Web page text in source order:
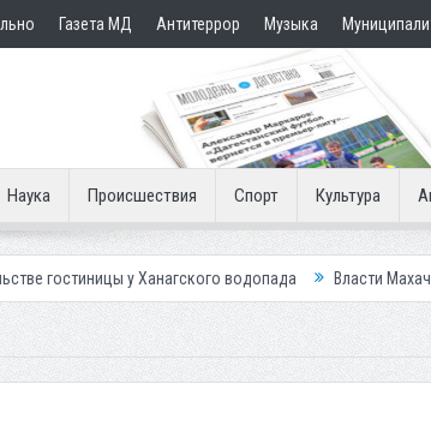
Газета МД Антитеррор Музыка
Наука Происшествия Спорт Культура
у Ханагского водопада Власти Махачкалы